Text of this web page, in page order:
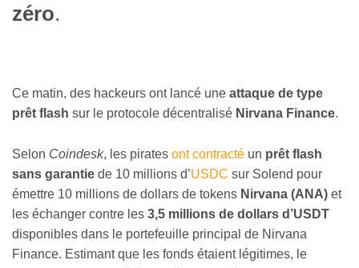
zéro.
Ce matin, des hackeurs ont lancé une attaque de type
prêt flash sur le protocole décentralisé Nirvana Finance.
Selon Coindesk, les pirates ont contracté un prêt flash
sans garantie de 10 millions d’USDC sur Solend pour
émettre 10 millions de dollars de tokens Nirvana (ANA) et
les échanger contre les 3,5 millions de dollars d’USDT
disponibles dans le portefeuille principal de Nirvana
Finance. Estimant que les fonds étaient légitimes, le